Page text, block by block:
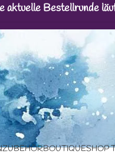
aktuelle Bestellrunde
BOUTIQUESHOP